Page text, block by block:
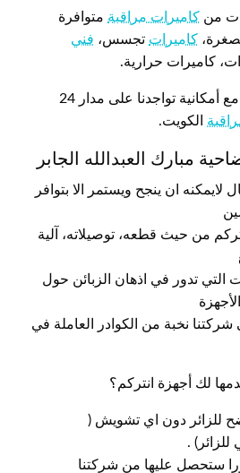
من كاميرات مراقبة متوافرة
كاميرات تجسس، فني
كاميرات حرارية.
أنسب و ارخص الأسعار مع أمكانية تواجدنا على مدار 24
الكويت.
مبارك العبدالله الجابر
لايمكنه ان ينجح ويستمر الا بتوافر
من حيث قطعه، توصيلاته، آلية
التي تدور في اذهان الزبائن حول
شركتنا نخبة من الكوادر العاملة في
لك أجهزة انتركم؟
للزائر دون اي تشويش (
.
ستحصل عليها من شركتنا